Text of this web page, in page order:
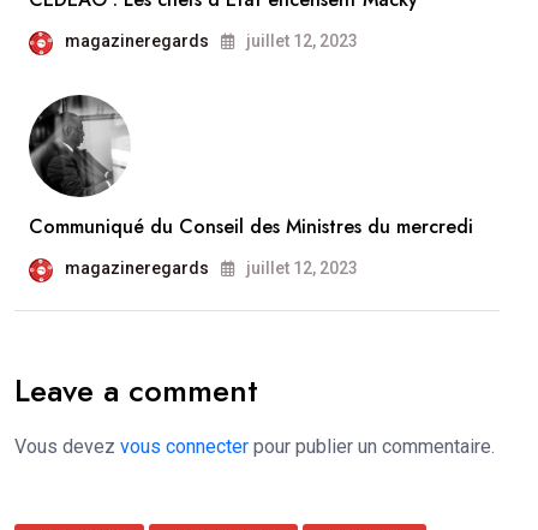
magazineregards juillet 12, 2023
Communiqué du Conseil des Ministres du mercredi
magazineregards juillet 12, 2023
Leave a comment
Vous devez vous connecter pour publier un commentaire.